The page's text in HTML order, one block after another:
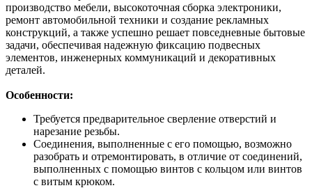
производство мебели, высокоточная сборка электроники,
ремонт автомобильной техники и создание рекламных
конструкций, а также успешно решает повседневные бытовые
задачи, обеспечивая надежную фиксацию подвесных
элементов, инженерных коммуникаций и декоративных
деталей.
Особенности:
Требуется предварительное сверление отверстий и
нарезание резьбы.
Соединения, выполненные с его помощью, возможно
разобрать и отремонтировать, в отличие от соединений,
выполненных с помощью винтов с кольцом или винтов
с витым крюком.